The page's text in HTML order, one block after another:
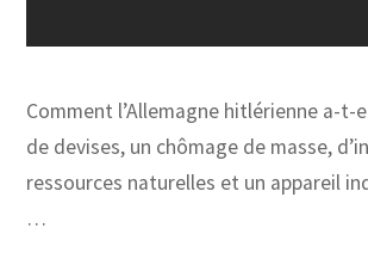
Comment l’Allemagne hitlérienne a-t-
de devises, un chômage de masse,
ressources naturelles et un appareil
…